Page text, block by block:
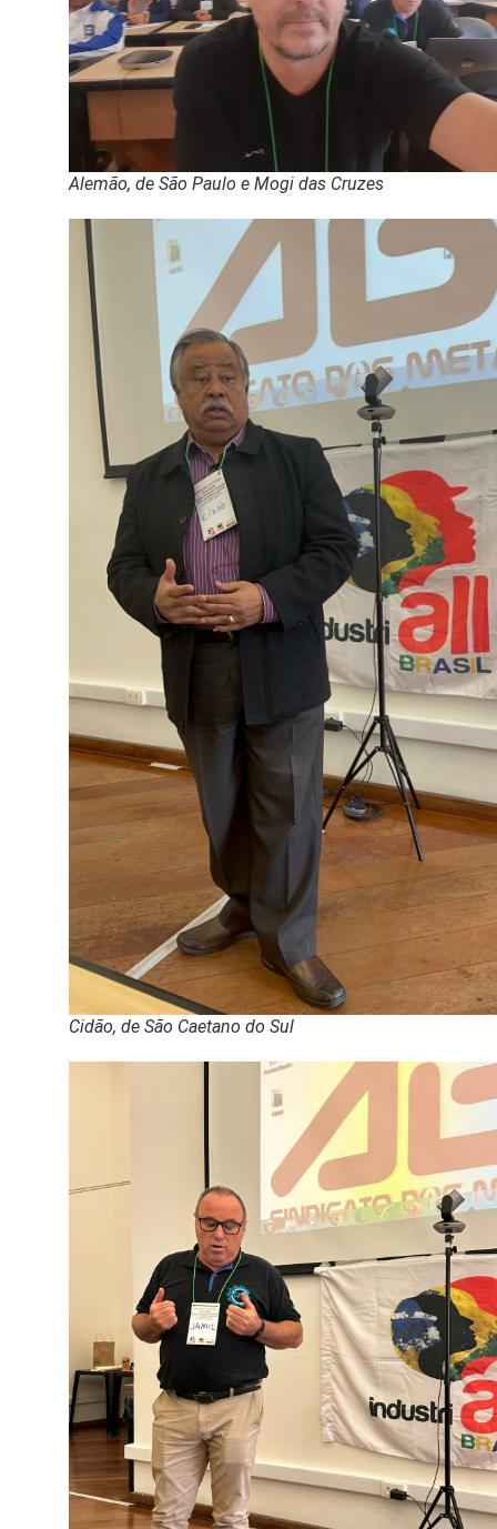
Alemão, de São Paulo e Mogi das Cruzes
Cidão, de São Caetano do Sul